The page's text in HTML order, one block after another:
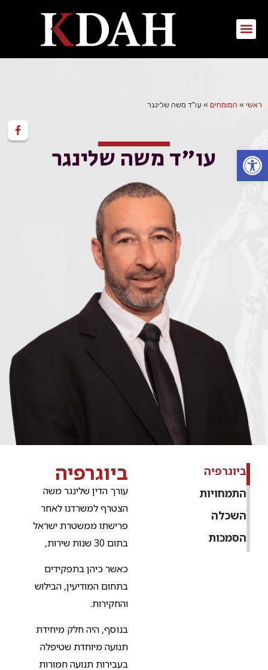
פתח סרגל נגישות
ראשי » המומחים » עו"ד משה שלינגר
עו"ד משה שלינגר
ביוגרפיה
התמחויות
השכלה
הסמכות
ביוגרפיה
עורך הדין שלינגר משה
הצטרף למשרדנו לאחר
פרישתו ממשטרת ישראל
בתום 30 שנות שירות,
כאשר כיהן בתפקידים
בתחום המודיעין, הבילוש
והחקירות.
בנוסף, היה חלק מיחידת
תנועה מיוחדת שטיפלה
בעבירות תנועה חמורות